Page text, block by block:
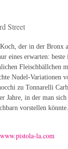
Street
der in der Bronx
eines erwarten:
Fleischbällchen
Nudel-Variationen
zu Tonnarelli
Jahre, in der man
vorstellen könnte.
www.pistola-la.com